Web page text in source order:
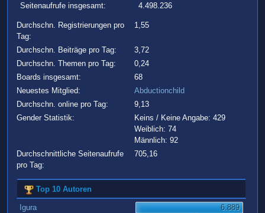
Seitenaufrufe insgesamt:
4.498.236
Durchschn. Registrierungen pro
Tag:
1,55
Durchschn. Beiträge pro Tag:
3,72
Durchschn. Themen pro Tag:
0,24
Boards insgesamt:
68
Neuestes Mitglied:
Abductionchild
Durchschn. online pro Tag:
9,13
Gender Statistik:
Keins / Keine Angabe: 429
Weiblich: 74
Männlich: 92
Durchschnittliche Seitenaufrufe
pro Tag:
705,16
Top 10 Autoren
Igura
6.889